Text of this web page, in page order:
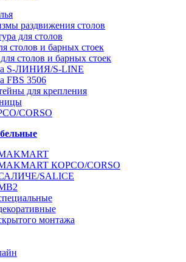
раздвижения столов
для столов
столов и барных стоек
столов и барных стоек
S-ЛИНИЯ/S-LINE
FBS 3506
для крепления
КОРСО/CORSO
SALICE
монтажа